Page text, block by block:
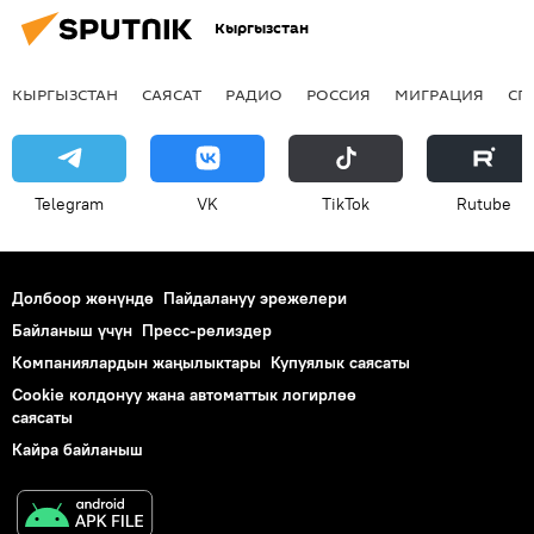
Кыргызстан
КЫРГЫЗСТАН САЯСАТ РАДИО РОССИЯ МИГРАЦИЯ
Telegram VK ТikТоk Rutube
Долбоор жөнүндө Пайдалануу эрежелери
Байланыш үчүн Пресс-релиздер
Компаниялардын жаңылыктары Купуялык саясаты
Cookie колдонуу жана автоматтык логирлөө
саясаты
Кайра байланыш